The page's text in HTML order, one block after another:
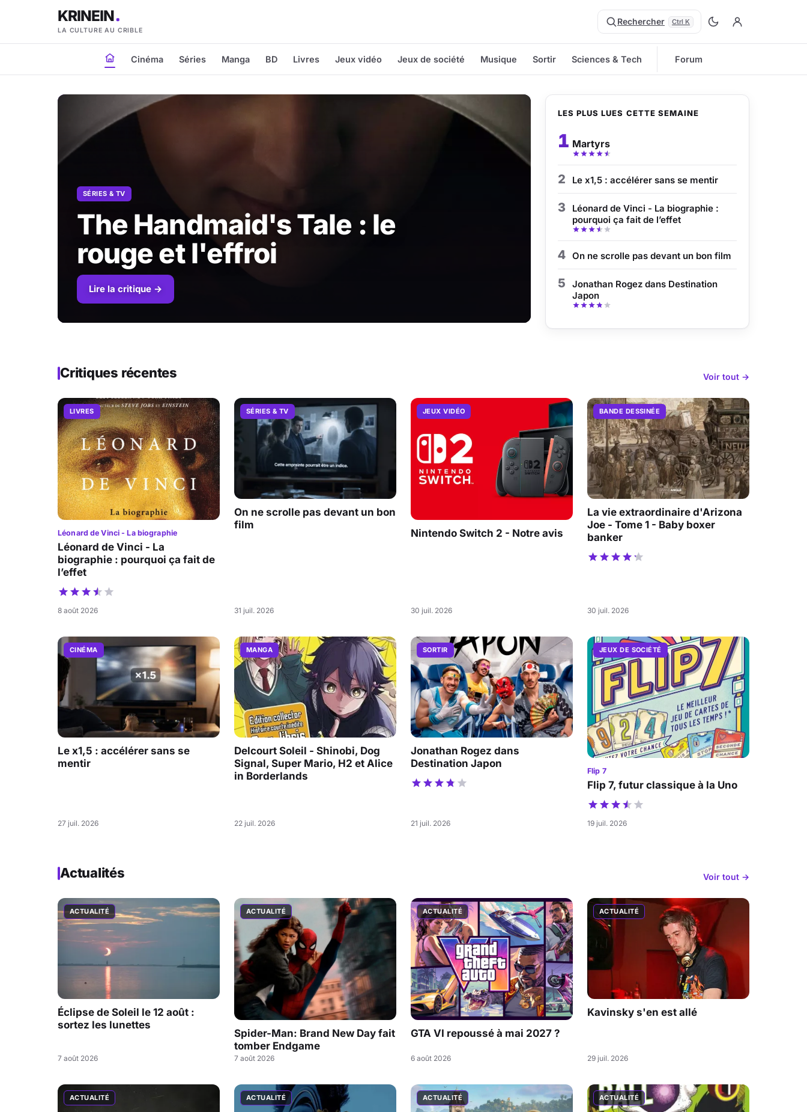
KRINEIN
LA CULTURE AU CRIBLE
Rechercher Ctrl K
Cinéma Séries Manga BD Livres Jeux vidéo Jeux de société Musique Sortir Sciences & Tech Forum
SÉRIES & TV
The Handmaid's Tale : le
rouge et l'effroi
Lire la critique →
LES PLUS LUES CETTE SEMAINE
1 Martyrs
2 Le x1,5 : accélérer sans se mentir
3
Léonard de Vinci - La biographie :
pourquoi ça fait de l’effet
4 On ne scrolle pas devant un bon film
5
Jonathan Rogez dans Destination
Japon
Critiques récentes Voir tout →
LIVRES
Léonard de Vinci - La biographie
Léonard de Vinci - La
biographie : pourquoi ça fait de
l’effet
8 août 2026
SÉRIES & TV
On ne scrolle pas devant un bon
film
31 juil. 2026
JEUX VIDÉO
Nintendo Switch 2 - Notre avis
30 juil. 2026
BANDE DESSINÉE
La vie extraordinaire d'Arizona
Joe - Tome 1 - Baby boxer
banker
30 juil. 2026
CINÉMA
Le x1,5 : accélérer sans se
mentir
27 juil. 2026
MANGA
Delcourt Soleil - Shinobi, Dog
Signal, Super Mario, H2 et Alice
in Borderlands
22 juil. 2026
SORTIR
Jonathan Rogez dans
Destination Japon
21 juil. 2026
JEUX DE SOCIÉTÉ
Flip 7
Flip 7, futur classique à la Uno
19 juil. 2026
Actualités Voir tout →
ACTUALITÉ
Éclipse de Soleil le 12 août :
sortez les lunettes
7 août 2026
ACTUALITÉ
Spider-Man: Brand New Day fait
tomber Endgame
7 août 2026
ACTUALITÉ
GTA VI repoussé à mai 2027 ?
6 août 2026
ACTUALITÉ
Kavinsky s'en est allé
29 juil. 2026
ACTUALITÉ ACTUALITÉ ACTUALITÉ ACTUALITÉ